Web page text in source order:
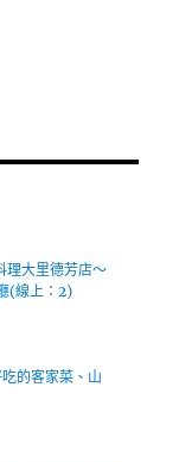
理大里德芳店～
(線上：2)
的客家菜、山